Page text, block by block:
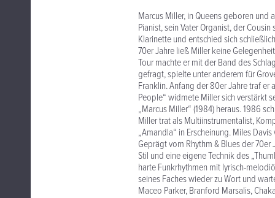
Marcus Miller, in Queens geboren
Pianist, sein Vater Organist, der
Klarinette und entschied sich
70er Jahre ließ Miller keine
Tour machte er mit der Band des
gefragt, spielte unter anderem für
Franklin. Anfang der 80er Jahre traf er
People“ widmete Miller sich verstärkt
„Marcus Miller“ (1984) heraus. 1986
Miller trat als Multiinstrumentalist,
„Amandla“ in Erscheinung. Miles
Geprägt vom Rhythm & Blues der
Stil und eine eigene Technik des
harte Funkrhythmen mit lyrisch-
seines Faches wieder zu Wort und
Maceo Parker, Branford Marsalis,